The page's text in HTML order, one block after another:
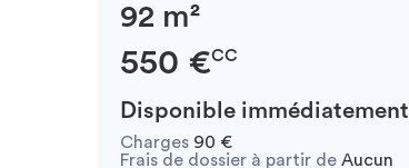
92 m²
550 €CC
Disponible immédiatement
Charges 90 €
Frais de dossier à partir de Aucun